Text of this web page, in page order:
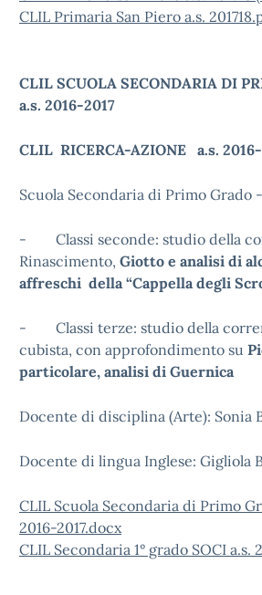
CLIL Primaria San Piero a.s.
CLIL SCUOLA SECONDARIA DI
a.s. 2016-2017
CLIL RICERCA-AZIONE a.s.
Scuola Secondaria di Primo Grado
- Classi seconde: studio della
Rinascimento, Giotto e analisi di
affreschi della “Cappella degli
- Classi terze: studio della
cubista, con approfondimento su
particolare, analisi di Guernica
Docente di disciplina (Arte): Sonia
Docente di lingua Inglese:
CLIL Scuola Secondaria di Primo
2016-2017.docx
CLIL Secondaria 1° grado SOCI a.s.